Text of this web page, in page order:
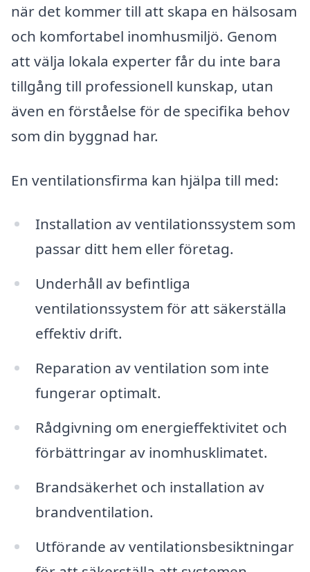
när det kommer till att skapa en hälsosam
och komfortabel inomhusmiljö. Genom
att välja lokala experter får du inte bara
tillgång till professionell kunskap, utan
även en förståelse för de specifika behov
som din byggnad har.
En ventilationsfirma kan hjälpa till med:
Installation av ventilationssystem som
passar ditt hem eller företag.
Underhåll av befintliga
ventilationssystem för att säkerställa
effektiv drift.
Reparation av ventilation som inte
fungerar optimalt.
Rådgivning om energieffektivitet och
förbättringar av inomhusklimatet.
Brandsäkerhet och installation av
brandventilation.
Utförande av ventilationsbesiktningar